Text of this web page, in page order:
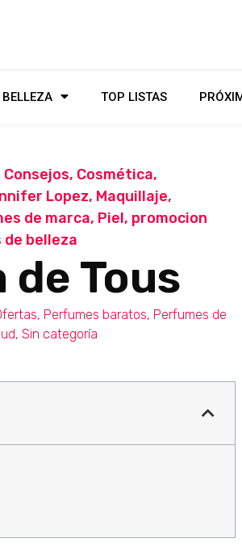
TOP LISTAS
Consejos, Cosmética,
Lopez, Maquillaje,
de marca, Piel, promocion
de belleza
Tous
, Perfumes baratos, Perfumes de
, Sin categoría